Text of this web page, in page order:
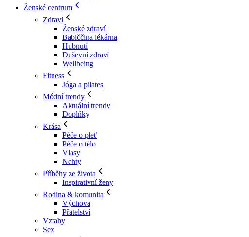
Ženské centrum
Zdraví
Ženské zdraví
Babiččina lékárna
Hubnutí
Duševní zdraví
Wellbeing
Fitness
Jóga a pilates
Módní trendy
Aktuální trendy
Doplňky
Krása
Péče o pleť
Péče o tělo
Vlasy
Nehty
Příběhy ze života
Inspirativní ženy
Rodina & komunita
Výchova
Přátelství
Vztahy
Sex